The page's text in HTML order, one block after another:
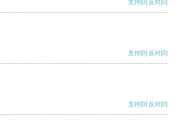
支持[0] 反对[0]
支持[0] 反对[0]
支持[0] 反对[0]